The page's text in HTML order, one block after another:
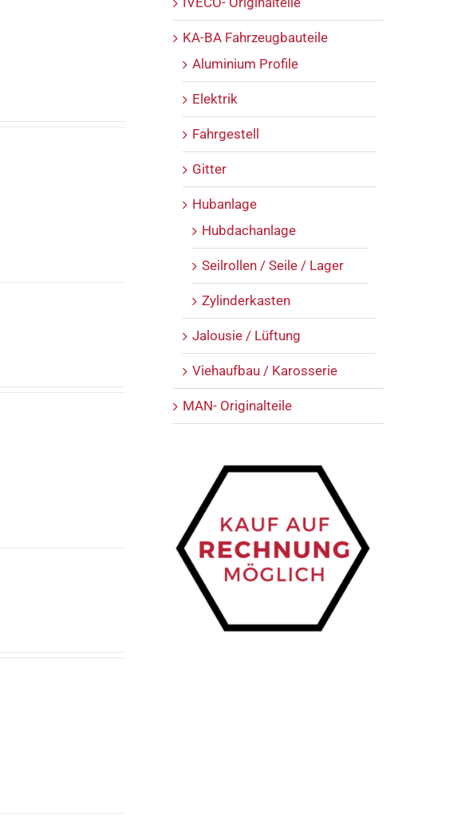
KA-BA Fahrzeugbauteile
Aluminium Profile
Elektrik
Fahrgestell
Gitter
Hubanlage
Hubdachanlage
Seilrollen / Seile / Lager
Zylinderkasten
Jalousie / Lüftung
Viehaufbau / Karosserie
MAN- Originalteile